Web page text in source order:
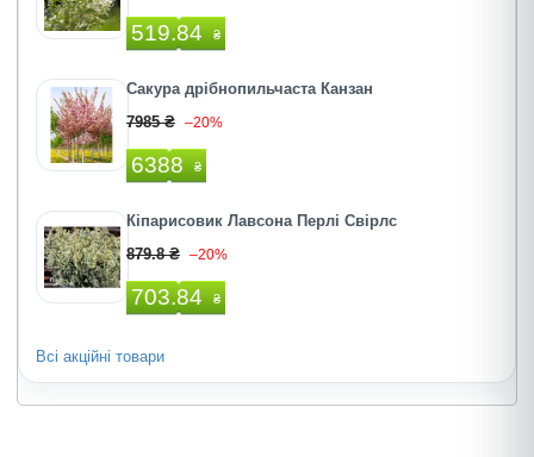
519.84 ₴
Сакура дрібнопильчаста Канзан
7985 ₴ –20%
6388 ₴
Кіпарисовик Лавсона Перлі Свірлс
879.8 ₴ –20%
703.84 ₴
Всі акційні товари